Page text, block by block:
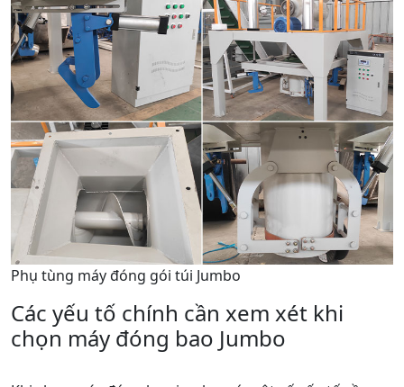
Phụ tùng máy đóng gói túi Jumbo
Các yếu tố chính cần xem xét khi
chọn máy đóng bao Jumbo